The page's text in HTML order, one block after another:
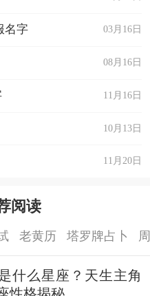
03月16日
名字
08月16日
11月16日
10月13日
11月20日
阅读
老黄历 塔罗牌占卜
什么星座？天生主角